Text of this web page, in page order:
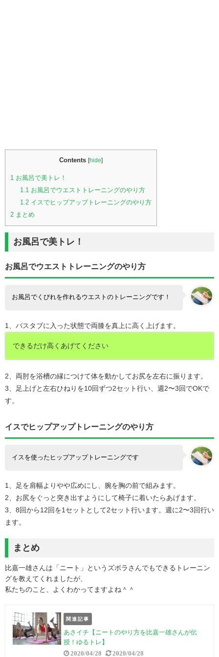
Contents [hide]
1 お風呂で美トレ！
1.1お風呂でウエストトレーニングのやり方
1.2イスでヒップアップトレーニングのやり方
2 まとめ
お風呂で美トレ！
お風呂でウエストトレーニングのやり方
お風呂でくびれを作れるウエストのトレーニングです！
1、バスタブに入った状態で両膝を真上に高く上げます。
できるだけ高くあげてください
2、両肘を浴槽の縁につけて体を動かしてお尻を左右に振ります。
3、足上げと左右ひねりを10回ずつ2セット行い、週2〜3回でOKで
す。
イスでヒップアップトレーニングのやり方
イスを使ったヒップアップトレーニングです
1、足を肩幅よりやや広めにし、腕を胸の前で組みます。
2、お尻をぐっと突き出すようにして椅子に着いたらあげます。
3、8回から12回を1セットとして2セット行います。週に2〜3回行い
ます。
まとめ
比嘉一雄さんは「ニート」というズボラさんでもできるトレーニン
グを教えてくれましたが、
私たちのこと、よくわかってますよね＾＾
関連記事
あさイチ【ニートのやり方を比嘉一雄さんが伝
授！ゆるトレ】
2020/04/28 2020/04/28